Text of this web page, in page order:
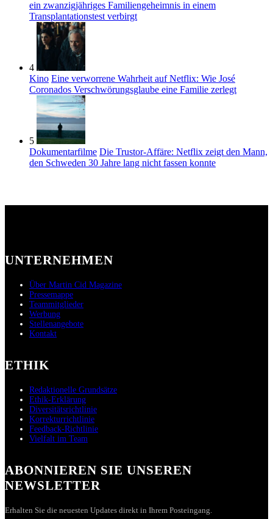
ein zwanzigjähriges Familiengeheimnis in einem
Transplantationstest verbirgt
4
Kino Eine verworrene Wahrheit auf Netflix: Wie José
Coronados Verschwörungsglaube eine Familie zerlegt
5
Dokumentarfilme Die Trustor-Affäre: Netflix zeigt den Mann,
den Schweden 30 Jahre lang nicht fassen konnte
UNTERNEHMEN
Über Martin Cid Magazine
Pressemappe
Teammitglieder
Werbung
Stellenangebote
Kontakt
ETHIK
Redaktionelle Grundsätze
Ethik-Erklärung
Diversitätsrichtlinie
Korrekturrichtlinie
Feedback-Richtlinie
Vielfalt im Team
ABONNIEREN SIE UNSEREN
NEWSLETTER
Erhalten Sie die neuesten Updates direkt in Ihrem Posteingang.